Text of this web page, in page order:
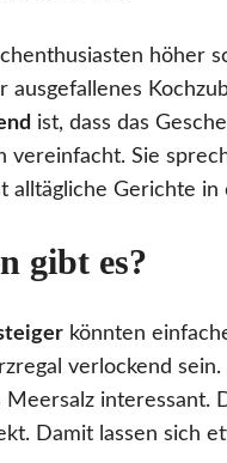
höher
ist, dass das
Sie
alltägliche Gerichte in
gibt es?
könnten
verlockend sein.
interessant.
Damit lassen sich